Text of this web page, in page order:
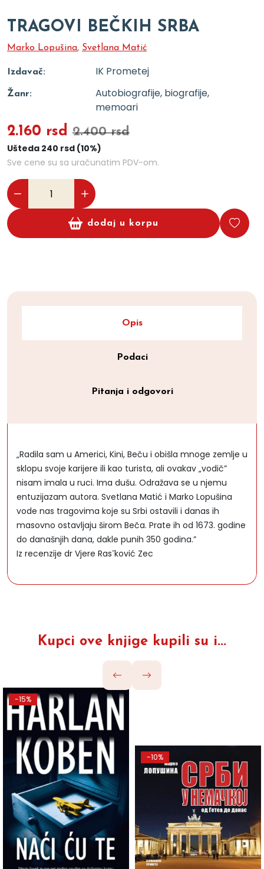
TRAGOVI BEČKIH SRBA
Marko Lopušina, Svetlana Matić
Izdavač: IK Prometej
Žanr:
Autobiografije, biografije,
memoari
2.160 rsd 2.400 rsd
Ušteda 240 rsd (10%)
Sve cene su sa uračunatim PDV-om.
dodaj u korpu
Opis
Podaci
Pitanja i odgovori
„Radila sam u Americi, Kini, Beču i obišla mnoge zemlje u
sklopu svoje karijere ili kao turista, ali ovakav „vodič”
nisam imala u ruci. Ima dušu. Odražava se u njemu
entuzijazam autora. Svetlana Matić i Marko Lopušina
vode nas tragovima koje su Srbi ostavili i danas ih
masovno ostavljaju širom Beča. Prate ih od 1673. godine
do današnjih dana, dakle punih 350 godina.”
Iz recenzije dr Vjere Rasˇković Zec
Kupci ove knjige kupili su i...
-15%
-10%